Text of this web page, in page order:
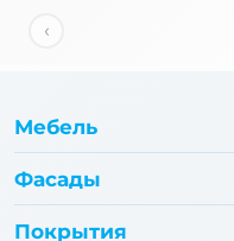
‹
Мебель
Фасады
Покрытия